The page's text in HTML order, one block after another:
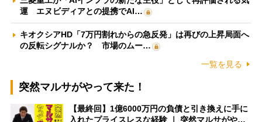
運 エヌビディアとの提携でAI…
キオクシアHD「7万円割れからの急反発」は再びの上昇局面へ
の反転シグナルか？ 市場のムー…
一覧を見る
突然マルサがやって来た！
【最終回】1億6000万円の負債と引き換えに手に
入れたプライスレスな経験 ｜ 突然マルサがや…